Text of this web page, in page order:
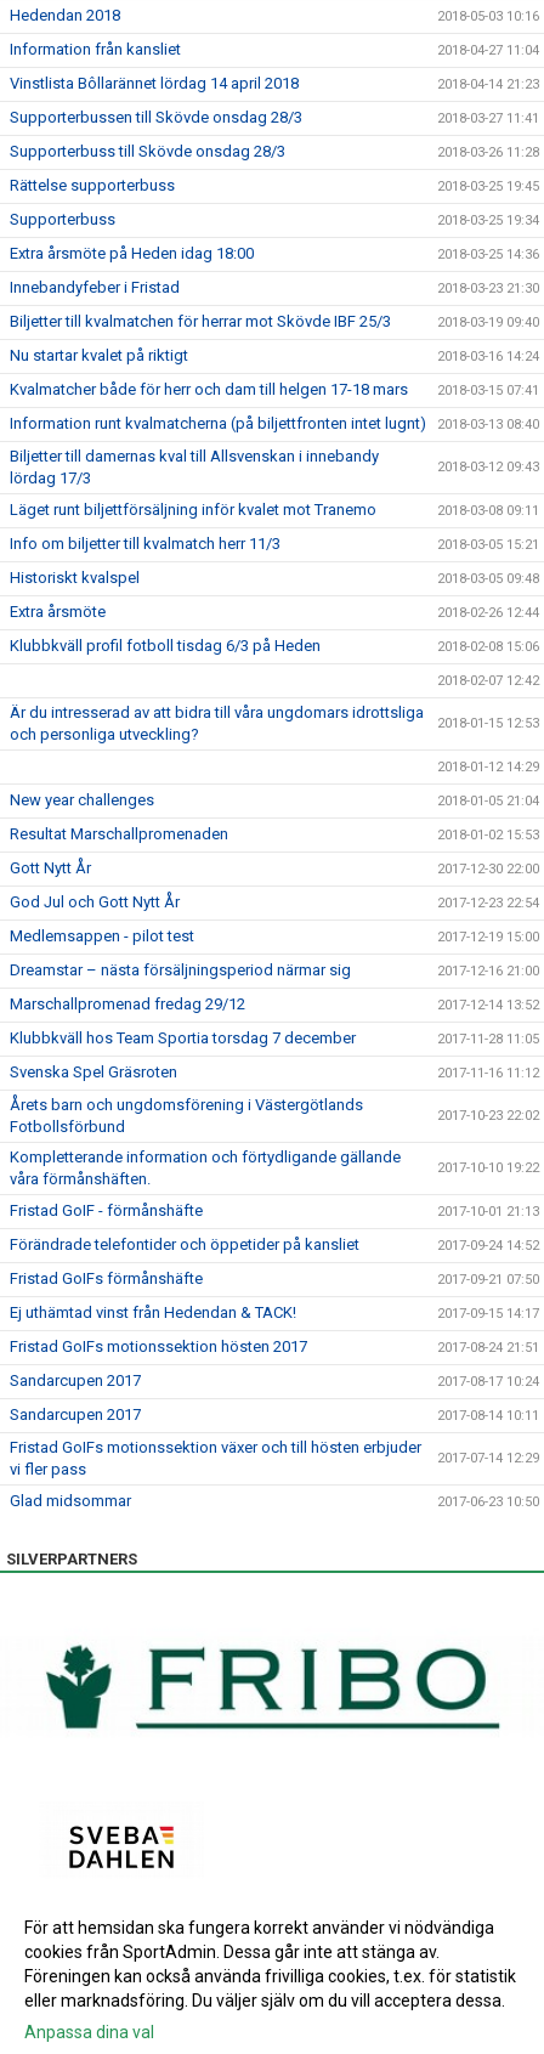
Hedendan 2018 2018-05-03 10:16
Information från kansliet 2018-04-27 11:04
Vinstlista Bôllarännet lördag 14 april 2018 2018-04-14 21:23
Supporterbussen till Skövde onsdag 28/3 2018-03-27 11:41
Supporterbuss till Skövde onsdag 28/3 2018-03-26 11:28
Rättelse supporterbuss 2018-03-25 19:45
Supporterbuss 2018-03-25 19:34
Extra årsmöte på Heden idag 18:00 2018-03-25 14:36
Innebandyfeber i Fristad 2018-03-23 21:30
Biljetter till kvalmatchen för herrar mot Skövde IBF 25/3 2018-03-19 09:40
Nu startar kvalet på riktigt 2018-03-16 14:24
Kvalmatcher både för herr och dam till helgen 17-18 mars 2018-03-15 07:41
Information runt kvalmatcherna (på biljettfronten intet lugnt) 2018-03-13 08:40
Biljetter till damernas kval till Allsvenskan i innebandy
lördag 17/3
2018-03-12 09:43
Läget runt biljettförsäljning inför kvalet mot Tranemo 2018-03-08 09:11
Info om biljetter till kvalmatch herr 11/3 2018-03-05 15:21
Historiskt kvalspel 2018-03-05 09:48
Extra årsmöte 2018-02-26 12:44
Klubbkväll profil fotboll tisdag 6/3 på Heden 2018-02-08 15:06
2018-02-07 12:42
Är du intresserad av att bidra till våra ungdomars idrottsliga
och personliga utveckling?
2018-01-15 12:53
2018-01-12 14:29
New year challenges 2018-01-05 21:04
Resultat Marschallpromenaden 2018-01-02 15:53
Gott Nytt År 2017-12-30 22:00
God Jul och Gott Nytt År 2017-12-23 22:54
Medlemsappen - pilot test 2017-12-19 15:00
Dreamstar – nästa försäljningsperiod närmar sig 2017-12-16 21:00
Marschallpromenad fredag 29/12 2017-12-14 13:52
Klubbkväll hos Team Sportia torsdag 7 december 2017-11-28 11:05
Svenska Spel Gräsroten 2017-11-16 11:12
Årets barn och ungdomsförening i Västergötlands
Fotbollsförbund
2017-10-23 22:02
Kompletterande information och förtydligande gällande
våra förmånshäften.
2017-10-10 19:22
Fristad GoIF - förmånshäfte 2017-10-01 21:13
Förändrade telefontider och öppetider på kansliet 2017-09-24 14:52
Fristad GoIFs förmånshäfte 2017-09-21 07:50
Ej uthämtad vinst från Hedendan & TACK! 2017-09-15 14:17
Fristad GoIFs motionssektion hösten 2017 2017-08-24 21:51
Sandarcupen 2017 2017-08-17 10:24
Sandarcupen 2017 2017-08-14 10:11
Fristad GoIFs motionssektion växer och till hösten erbjuder
vi fler pass
2017-07-14 12:29
Glad midsommar 2017-06-23 10:50
SILVERPARTNERS
BRONSPARTNERS
INSTAGRAM
För att hemsidan ska fungera korrekt använder vi nödvändiga
cookies från SportAdmin. Dessa går inte att stänga av.
Föreningen kan också använda frivilliga cookies, t.ex. för statistik
eller marknadsföring. Du väljer själv om du vill acceptera dessa.
Anpassa dina val